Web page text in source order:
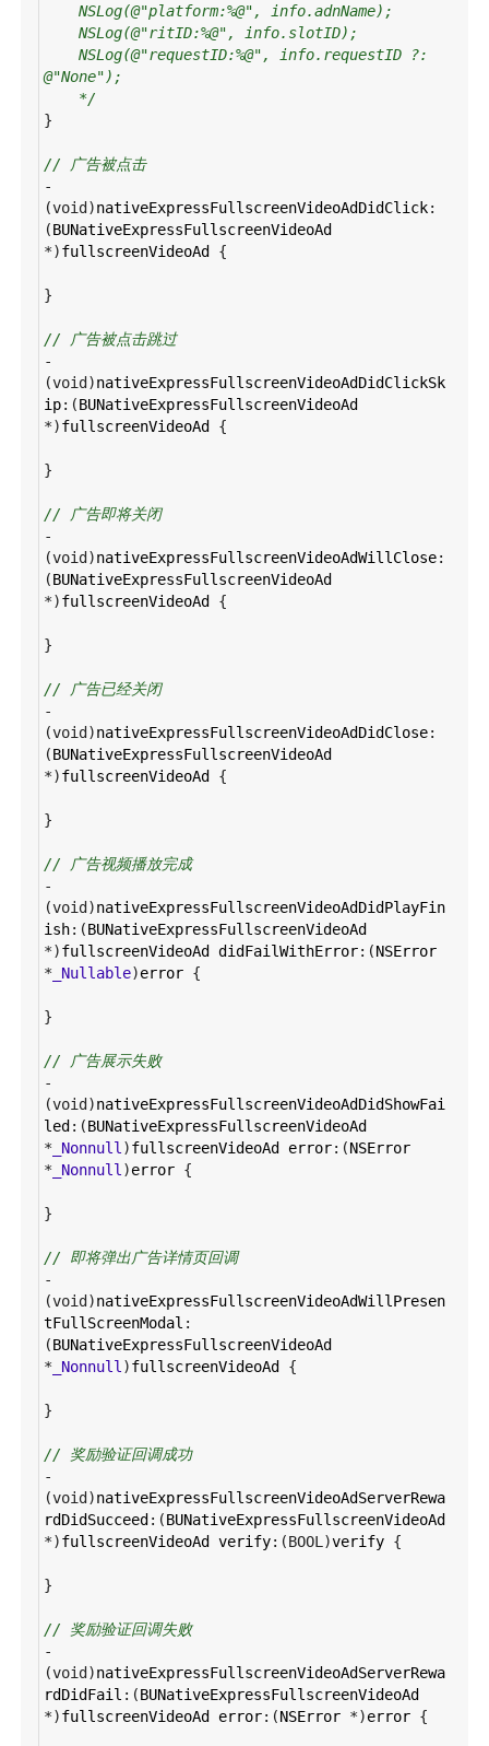
NSLog(@"platform:%@", info.adnName);
NSLog(@"ritID:%@", info.slotID);
NSLog(@"requestID:%@", info.requestID ?:
@"None");
*/
}
// 广告被点击
-
(void )nativeExpressFullscreenVideoAdDidClick:
(BUNativeExpressFullscreenVideoAd
*)fullscreenVideoAd {
}
// 广告被点击跳过
-
(void )nativeExpressFullscreenVideoAdDidClickSk
ip:(BUNativeExpressFullscreenVideoAd
*)fullscreenVideoAd {
}
// 广告即将关闭
-
(void )nativeExpressFullscreenVideoAdWillClose:
(BUNativeExpressFullscreenVideoAd
*)fullscreenVideoAd {
}
// 广告已经关闭
-
(void )nativeExpressFullscreenVideoAdDidClose:
(BUNativeExpressFullscreenVideoAd
*)fullscreenVideoAd {
}
// 广告视频播放完成
-
(void )nativeExpressFullscreenVideoAdDidPlayFin
ish:(BUNativeExpressFullscreenVideoAd
*)fullscreenVideoAd didFailWithError:(NSError
* _Nullable)error {
}
// 广告展示失败
-
(void )nativeExpressFullscreenVideoAdDidShowFai
led :(BUNativeExpressFullscreenVideoAd
* _Nonnull )fullscreenVideoAd error:(NSError
* _Nonnull )error {
}
// 即将弹出广告详情页回调
-
(void )nativeExpressFullscreenVideoAdWillPresen
tFullScreenModal :
(BUNativeExpressFullscreenVideoAd
* _Nonnull )fullscreenVideoAd {
}
// 奖励验证回调成功
-
(void )nativeExpressFullscreenVideoAdServerRewa
rdDidSucceed :(BUNativeExpressFullscreenVideoAd
*)fullscreenVideoAd verify:(BOOL )verify {
}
// 奖励验证回调失败
-
(void )nativeExpressFullscreenVideoAdServerRewa
rdDidFail :(BUNativeExpressFullscreenVideoAd
*)fullscreenVideoAd error:(NSError *)error {